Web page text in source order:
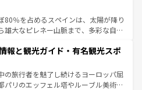
美しい田園風景やアマルフィ海岸の絶
見逃せない。観光の合間には、本場の
絶品のイタリア料理を堪能することも
アで、忘れられない旅をしてみよう！
情報は
80％を占めるスペインは、太陽が降り
雄大なピレネー山脈まで、多彩な自然
では、情熱的なフラメンコ、熱気あふ
味しいタパスが生活の一部となってい
の洗練された雰囲気や、バルセロナの
から、地方では古代ローマ遺跡や中世
報と観光ガイド・有名観光スポ
の旅行者を魅了し続けるヨーロッパ屈
パリのエッフェル塔やルーブル美術館